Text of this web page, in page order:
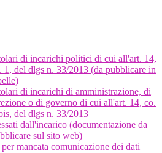
di incarichi politici di cui all'art. 14,
1, del dlgs n. 33/2013 (da pubblicare in
di incarichi di amministrazione, di
o di governo di cui all'art. 14, co.
del dlgs n. 33/2013
dall'incarico (documentazione da
sul sito web)
mancata comunicazione dei dati